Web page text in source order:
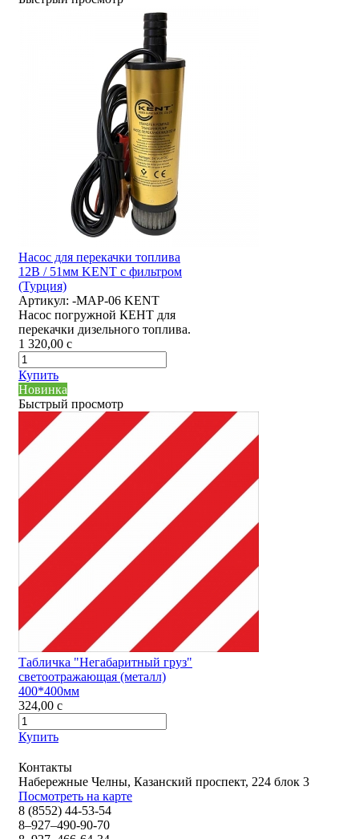
Насос для перекачки топлива
12В / 51мм KENT с фильтром
(Турция)
Артикул: -MAP-06 KENT
Насос погружной КЕНТ для
перекачки дизельного топлива.
1 320,00 c
Купить
Новинка
Быстрый просмотр
Табличка "Негабаритный груз"
светоотражающая (металл)
400*400мм
324,00 c
Купить
Контакты
Набережные Челны, Казанский проспект, 224 блок 3
Посмотреть на карте
8 (8552) 44-53-54
8–927–490-90-70